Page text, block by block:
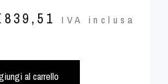
839,51 IVA inclusa
al carrello